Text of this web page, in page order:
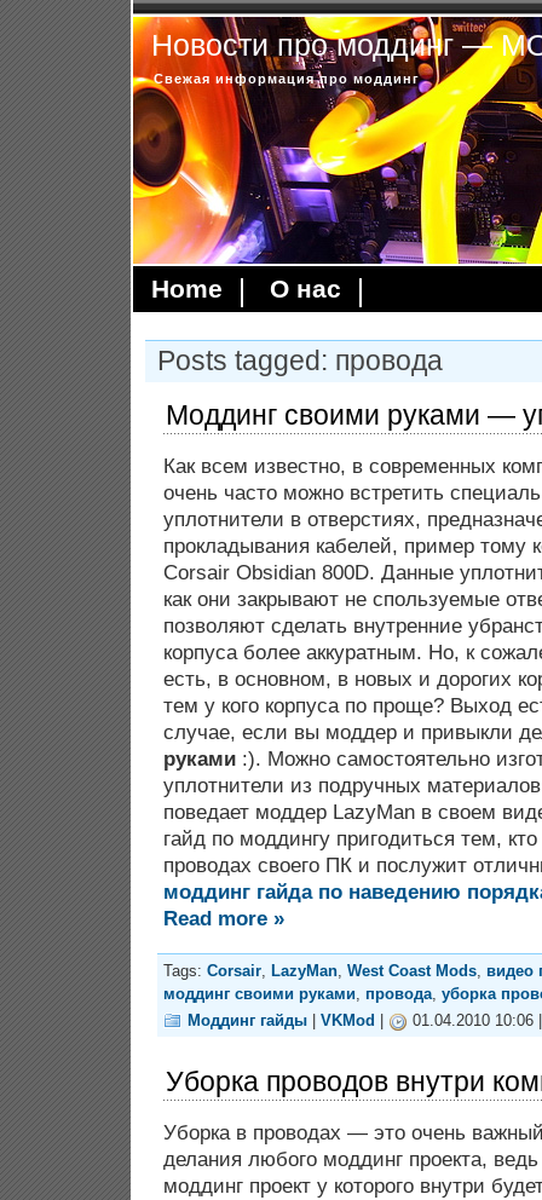
Новости про моддинг —
Свежая информация про моддинг
Home О нас
Posts tagged: провода
Моддинг своими руками —
Как всем известно, в современных
очень часто можно встретить
уплотнители в отверстиях,
прокладывания кабелей, пример тому
Corsair Obsidian 800D. Данные
как они закрывают не спользуемые
позволяют сделать внутренние
корпуса более аккуратным. Но, к
есть, в основном, в новых и дорогих
тем у кого корпуса по проще? Выход
случае, если вы моддер и привыкли
руками :). Можно самостоятельно
уплотнители из подручных
поведает моддер LazyMan в своем
гайд по моддингу пригодиться тем,
проводах своего ПК и послужит
моддинг гайда по наведению
Read more »
Tags: Corsair, LazyMan, West Coast Mods, видео
моддинг своими руками, провода, уборка
Моддинг гайды
VKMod 01.04.2010 10:06
Уборка проводов внутри
Уборка в проводах — это очень
делания любого моддинг проекта,
моддинг проект у которого внутри